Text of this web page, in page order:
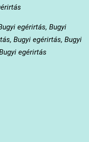
egérirtás, Bugyi
Bugyi egérirtás, Bugyi
egérirtás